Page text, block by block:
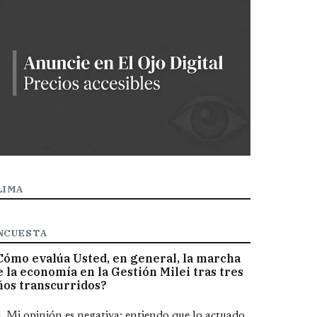
evalúa Usted, en general, la marcha
la economía en la Gestión Milei tras tres
transcurridos?